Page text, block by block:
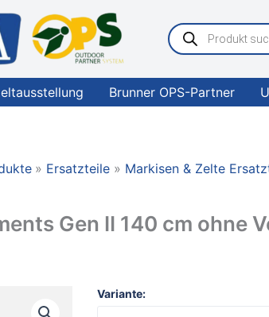
Products
search
Brunner OPS-Partner
Ersatzteile
Markisen & Zelte
Gen II 140 cm ohne
Variante:
horntools